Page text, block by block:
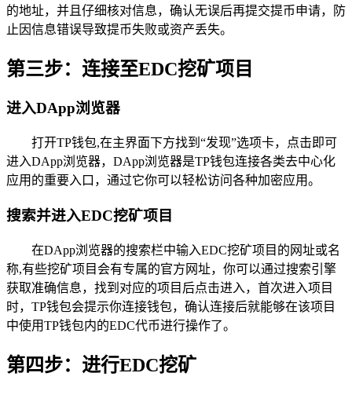
的地址，并且仔细核对信息，确认无误后再提交提币申请，防
止因信息错误导致提币失败或资产丢失。
第三步：连接至EDC挖矿项目
进入DApp浏览器
打开TP钱包,在主界面下方找到“发现”选项卡，点击即可
进入DApp浏览器，DApp浏览器是TP钱包连接各类去中心化
应用的重要入口，通过它你可以轻松访问各种加密应用。
搜索并进入EDC挖矿项目
在DApp浏览器的搜索栏中输入EDC挖矿项目的网址或名
称,有些挖矿项目会有专属的官方网址，你可以通过搜索引擎
获取准确信息，找到对应的项目后点击进入，首次进入项目
时，TP钱包会提示你连接钱包，确认连接后就能够在该项目
中使用TP钱包内的EDC代币进行操作了。
第四步：进行EDC挖矿